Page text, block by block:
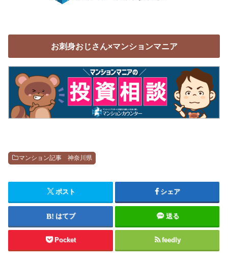
お刺身おじさん×マンションマニア
マンション記事 神奈川県
ポスト シェア
はてブ 送る
Pocket feedly